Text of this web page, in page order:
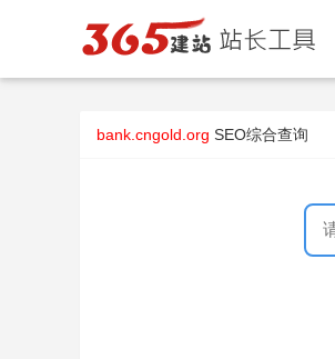
bank.cngold.org SEO综合查询